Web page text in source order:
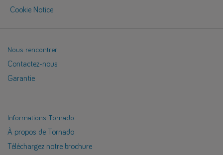
Cookie Notice
Nous rencontrer
Contactez-nous
Garantie
Informations Tornado
À propos de Tornado
Téléchargez notre brochure